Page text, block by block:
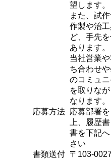
望します。
また、試
作製や治
ど、手先
あります。
当社営業
ち合わせ
のコミュ
を取りな
なります。
応募方法 応募部署
上、履歴
書を下記
さい
書類送付 〒103-